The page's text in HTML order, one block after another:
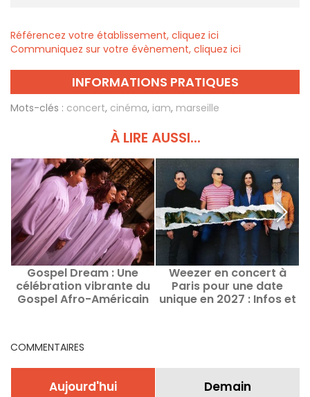
Référencez votre établissement, cliquez ici
Communiquez sur votre évènement, cliquez ici
INFORMATIONS PRATIQUES
Mots-clés : concert, cinéma, iam, marseille
À LIRE AUSSI...
Gospel Dream : Une
célébration vibrante du
Gospel Afro-Américain
Weezer en concert à
Paris pour une date
unique en 2027 : Infos et
COMMENTAIRES
Aujourd'hui Demain